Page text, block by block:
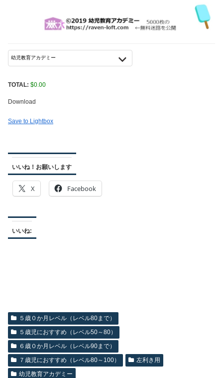
TOTAL: $0.00
Download
Save to Lightbox
いいね！お願いします
X Facebook
いいね:
５歳０か月レベル（レベル80まで）
５歳児におすすめ（レベル50～80）
６歳０か月レベル（レベル90まで）
７歳児におすすめ（レベル80～100）
左利き用
幼児教育アカデミー